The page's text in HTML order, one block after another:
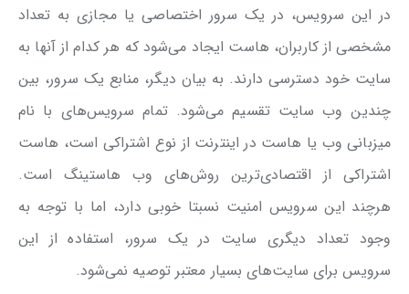
در این سرویس، در یک سرور اختصاصی یا مجازی به تعداد
مشخصی از کاربران، هاست ایجاد می‌شود که هر کدام از آنها به
سایت خود دسترسی دارند. به بیان دیگر، منابع یک سرور، بین
چندین وب سایت تقسیم می‌شود. تمام سرویس‌های با نام
میزبانی وب یا هاست در اینترنت از نوع اشتراکی است، هاست
اشتراکی از اقتصادی‌ترین روش‌های وب هاستینگ است.
هرچند این سرویس امنیت نسبتا خوبی دارد، اما با توجه به
وجود تعداد دیگری سایت در یک سرور، استفاده از این
سرویس برای سایت‌های بسیار معتبر توصیه نمی‌شود.